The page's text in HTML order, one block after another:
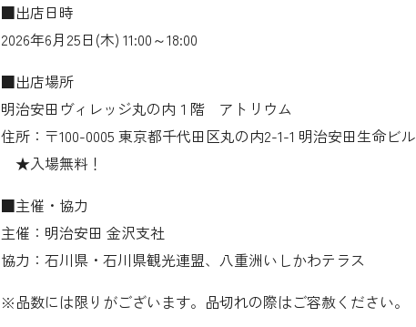
■出店日時
2026年6月25日(木) 11:00～18:00
■出店場所
明治安田ヴィレッジ丸の内１階 アトリウム
住所：〒100-0005 東京都千代田区丸の内2-1-1 明治安田生命ビル
★入場無料！
■主催・協力
主催：明治安田 金沢支社
協力：石川県・石川県観光連盟、八重洲いしかわテラス
※品数には限りがございます。品切れの際はご容赦ください。